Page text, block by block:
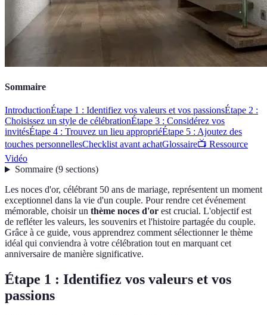
Sommaire
IntroductionÉtape 1 : Identifiez vos valeurs et vos passionsÉtape 2 :
Choisissez un style de célébrationÉtape 3 : Considérez vos
invitésÉtape 4 : Trouvez un lieu appropriéÉtape 5 : Ajoutez des
touches personnellesChecklist avant achatGlossaire📺 Ressource
Vidéo
Sommaire(9 sections)
Les noces d'or, célébrant 50 ans de mariage, représentent un moment
exceptionnel dans la vie d'un couple. Pour rendre cet événement
mémorable, choisir un thème noces d'or est crucial. L'objectif est
de refléter les valeurs, les souvenirs et l'histoire partagée du couple.
Grâce à ce guide, vous apprendrez comment sélectionner le thème
idéal qui conviendra à votre célébration tout en marquant cet
anniversaire de manière significative.
Étape 1 : Identifiez vos valeurs et vos
passions